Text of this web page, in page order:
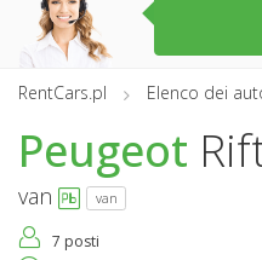
RentCars.pl Elenco dei
Peugeot
van van
7 posti